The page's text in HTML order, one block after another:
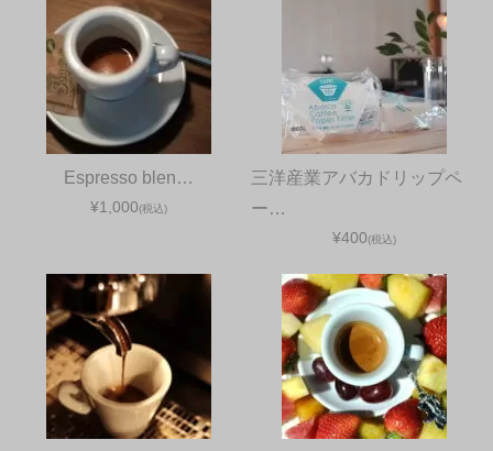
Espresso blen…
¥1,000(税込)
三洋産業アバカドリップペ
ー…
¥400(税込)